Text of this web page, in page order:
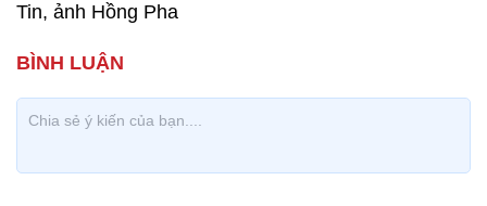
Tin, ảnh Hồng Pha